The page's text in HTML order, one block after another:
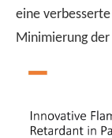
eine
Minimierung